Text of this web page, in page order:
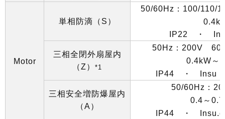
Motor
単相防滴（ S ）
50/60Hz ： 100/110/
IP22
・
三相全閉外扇屋内
（Z ） *1
50Hz ： 200V
0.4kW ～
IP44 ・ Insu
三相安全増防爆屋内
（A ）
50/60Hz ：
0.4 ～
IP44 ・